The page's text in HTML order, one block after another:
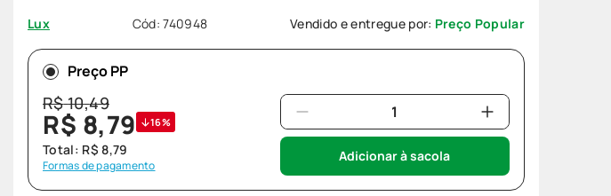
Lux
Cód:740948 Vendido e entregue por: Preço Popular
Preço PP
R$10,49
R$ 8,79 16%
Total: R$ 8,79
Formas de pagamento
Adicionar à sacola